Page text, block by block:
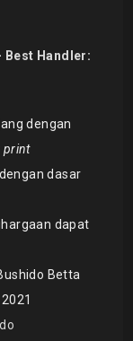
Best Handler:
dengan
print
dasar
dapat
Betta